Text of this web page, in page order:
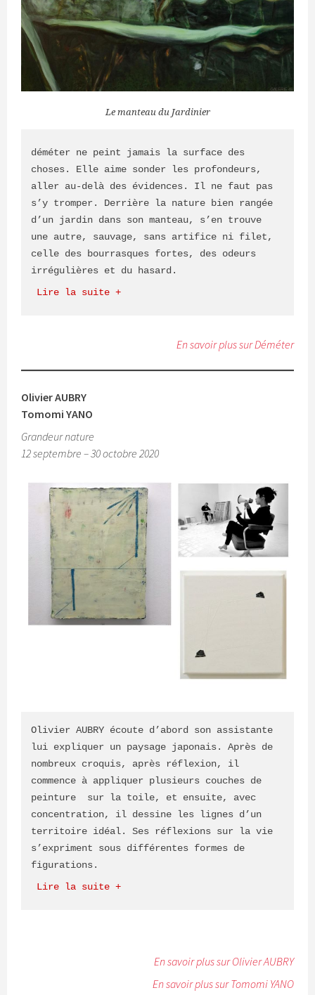
Le manteau du Jardinier
déméter ne peint jamais la surface des
choses. Elle aime sonder les profondeurs,
aller au-delà des évidences. Il ne faut pas
s’y tromper. Derrière la nature bien rangée
d’un jardin dans son manteau, s’en trouve
une autre, sauvage, sans artifice ni filet,
celle des bourrasques fortes, des odeurs
irrégulières et du hasard.
Lire la suite +
En savoir plus sur Déméter
Olivier AUBRY
Tomomi YANO
Grandeur nature
12 septembre – 30 octobre 2020
Olivier AUBRY écoute d’abord son assistante
lui expliquer un paysage japonais. Après de
nombreux croquis, après réflexion, il
commence à appliquer plusieurs couches de
peinture  sur la toile, et ensuite, avec
concentration, il dessine les lignes d’un
territoire idéal. Ses réflexions sur la vie
s’expriment sous différentes formes de
figurations.
Lire la suite +
En savoir plus sur Olivier AUBRY
En savoir plus sur Tomomi YANO